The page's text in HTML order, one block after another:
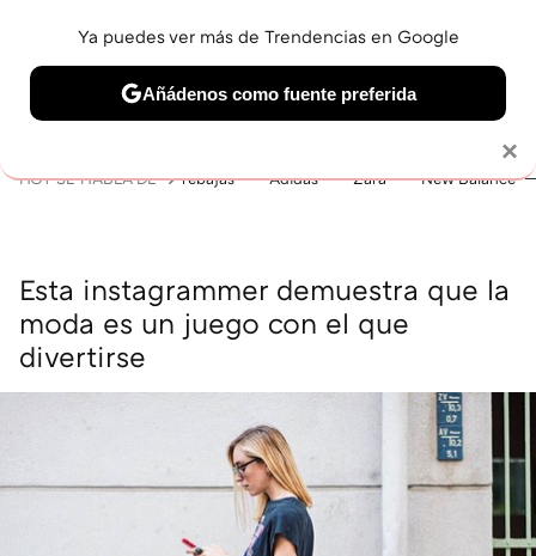
BELLEZA SHOPPING VIAJES GASTRO SNEAKERS
HOY SE HABLA DE rebajas Adidas Zara New Balance
Esta instagrammer demuestra que la
moda es un juego con el que
divertirse
×
Ya puedes ver más de Trendencias en Google
Añádenos como fuente preferida